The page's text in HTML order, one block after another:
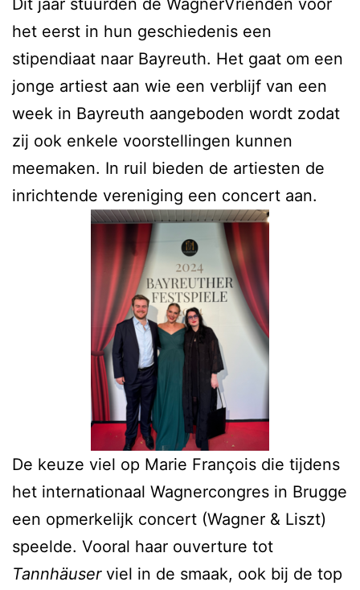
het eerst in hun geschiedenis een
stipendiaat naar Bayreuth. Het gaat om een
jonge artiest aan wie een verblijf van een
week in Bayreuth aangeboden wordt zodat
zij ook enkele voorstellingen kunnen
meemaken. In ruil bieden de artiesten de
inrichtende vereniging een concert aan.
De keuze viel op Marie François die tijdens
het internationaal Wagnercongres in Brugge
een opmerkelijk concert (Wagner & Liszt)
speelde. Vooral haar ouverture tot
Tannhäuserviel in de smaak, ook bij de top